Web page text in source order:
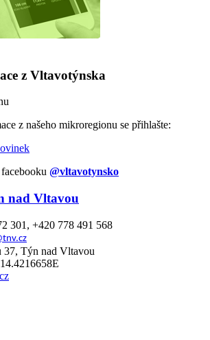
z Vltavotýnska
z našeho mikroregionu se přihlašte:
@vltavotynsko
nad Vltavou
301, +420 778 491 568
37, Týn nad Vltavou